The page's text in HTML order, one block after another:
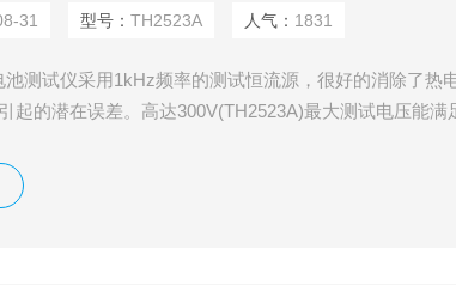
31 型号：TH2523A 人气： 1831
池测试仪采用1kHz频率的测试恒流源，很好的消除了热
起的潜在误差。高达300V(TH2523A)最大测试电压能满
阻测试要求，更能满足一些趋向大型化、低阻化的锂电
次左右。